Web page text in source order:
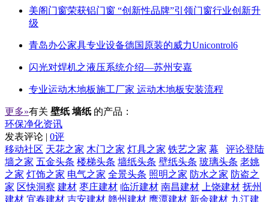
美阁门窗荣获铝门窗 “创新性品牌”引领门窗行业创新升
级
青岛办公家具专业设备德国原装的威力Unicontrol6
闪光对焊机之液压系统介绍—苏州安嘉
专业运动木地板施工厂家 运动木地板安装流程
更多»有关 壁纸 墙纸 的产品：
环保净化资讯
发表评论 | 0评
评论登陆
移动社区 天花之家 木门之家 灯具之家 铁艺之家 幕
墙之家 五金头条 楼梯头条 墙纸头条 壁纸头条 玻璃头条 老姚
之家 灯饰之家 电气之家 全景头条 照明之家 防水之家 防盗之
家 区快洞察 建材 枣庄建材 临沂建材 南昌建材 上饶建材 抚州
建材 宜春建材 吉安建材 赣州建材 鹰潭建材 新余建材 九江建